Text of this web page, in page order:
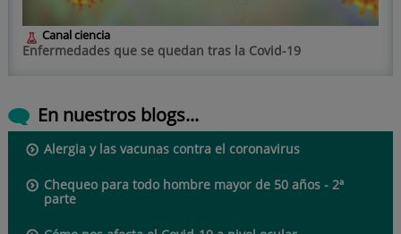
Canal ciencia
Enfermedades que se quedan tras la Covid-19
En nuestros blogs...
Alergia y las vacunas contra el coronavirus
Chequeo para todo hombre mayor de 50 años - 2ª
parte